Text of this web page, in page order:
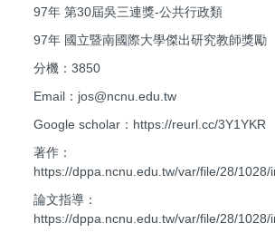
97年 第30屆吳三連獎-公共行政類
97年 國立暨南國際大學傑出研究教師獎勵
分機：3850
Email：jos@ncnu.edu.tw
Google scholar：https://reurl.cc/3Y1YKR
著作：
https://dppa.ncnu.edu.tw/var/file/28/
論文指導：
https://dppa.ncnu.edu.tw/var/file/28/